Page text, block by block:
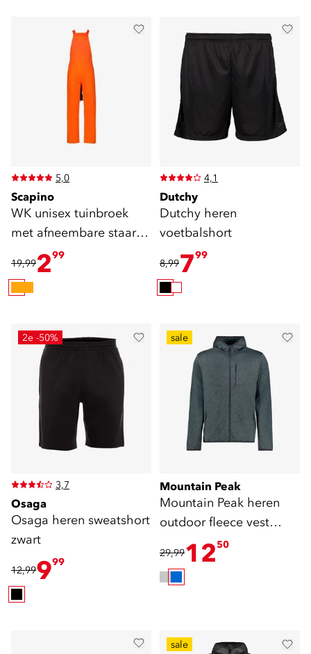
5,0
Scapino
WK unisex tuinbroek
met afneembare staart
oranje
19,99299
4,1
Dutchy
Dutchy heren
voetbalshort
8,99799
2e -50%
3,7
Osaga
Osaga heren sweatshort
zwart
12,99999
sale
Mountain Peak
Mountain Peak heren
outdoor fleece vest
blauw
29,991250
sale